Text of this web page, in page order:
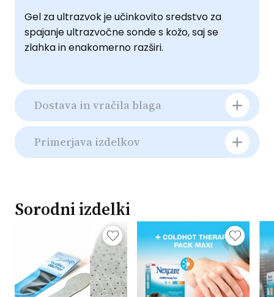
Gel za ultrazvok je učinkovito sredstvo za
spajanje ultrazvočne sonde s kožo, saj se
zlahka in enakomerno razširi.
Dostava in vračila blaga
Primerjava izdelkov
Sorodni izdelki